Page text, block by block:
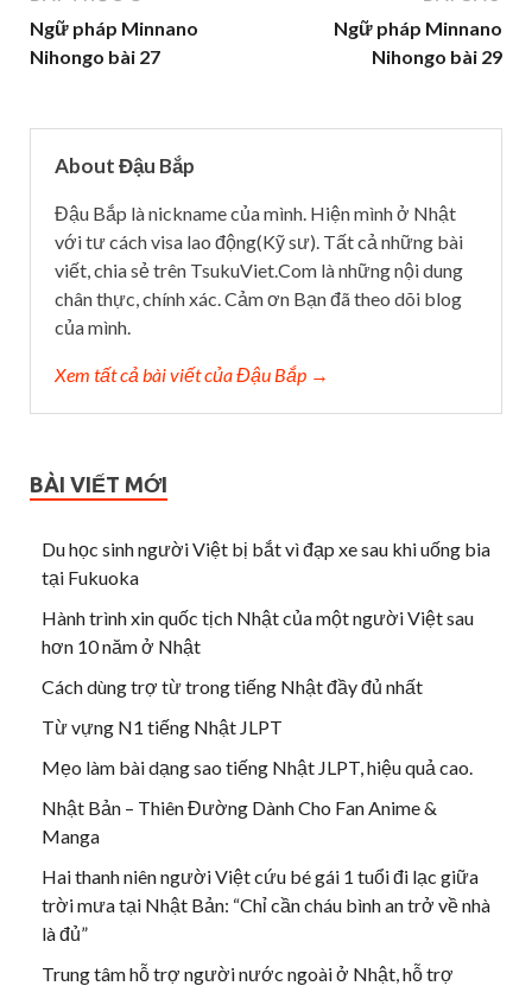
Ngữ pháp Minnano
Nihongo bài 27
Ngữ pháp Minnano
Nihongo bài 29
About Đậu Bắp
Đậu Bắp là nickname của mình. Hiện mình ở Nhật
với tư cách visa lao động(Kỹ sư). Tất cả những bài
viết, chia sẻ trên TsukuViet.Com là những nội dung
chân thực, chính xác. Cảm ơn Bạn đã theo dõi blog
của mình.
Xem tất cả bài viết của Đậu Bắp →
BÀI VIẾT MỚI
Du học sinh người Việt bị bắt vì đạp xe sau khi uống bia
tại Fukuoka
Hành trình xin quốc tịch Nhật của một người Việt sau
hơn 10 năm ở Nhật
Cách dùng trợ từ trong tiếng Nhật đầy đủ nhất
Từ vựng N1 tiếng Nhật JLPT
Mẹo làm bài dạng sao tiếng Nhật JLPT, hiệu quả cao.
Nhật Bản – Thiên Đường Dành Cho Fan Anime &
Manga
Hai thanh niên người Việt cứu bé gái 1 tuổi đi lạc giữa
trời mưa tại Nhật Bản: “Chỉ cần cháu bình an trở về nhà
là đủ”
Trung tâm hỗ trợ người nước ngoài ở Nhật, hỗ trợ